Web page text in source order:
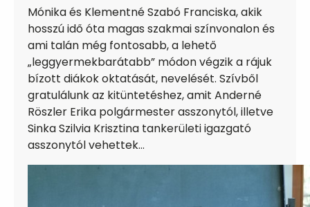
Mónika és Klementné Szabó Franciska, akik
hosszú idő óta magas szakmai színvonalon és
ami talán még fontosabb, a lehető
„leggyermekbarátabb” módon végzik a rájuk
bízott diákok oktatását, nevelését. Szívből
gratulálunk az kitüntetéshez, amit Anderné
Röszler Erika polgármester asszonytól, illetve
Sinka Szilvia Krisztina tankerületi igazgató
asszonytól vehettek…